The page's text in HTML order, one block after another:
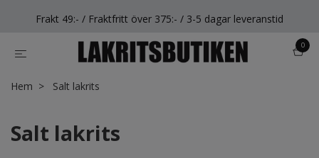
Frakt 49:- / Fraktfritt över 375:- / 3-5 dagar leveranstid
0
Hem Salt lakrits
Salt lakrits